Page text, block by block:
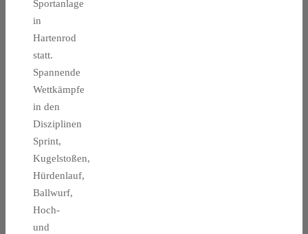
Sportanlage
in
Hartenrod
statt.
Spannende
Wettkämpfe
in den
Disziplinen
Sprint,
Kugelstoßen,
Hürdenlauf,
Ballwurf,
Hoch-
und